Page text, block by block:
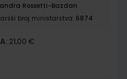
Rossetti-Bazdan
broj ministarstva: 6874
21,00 €